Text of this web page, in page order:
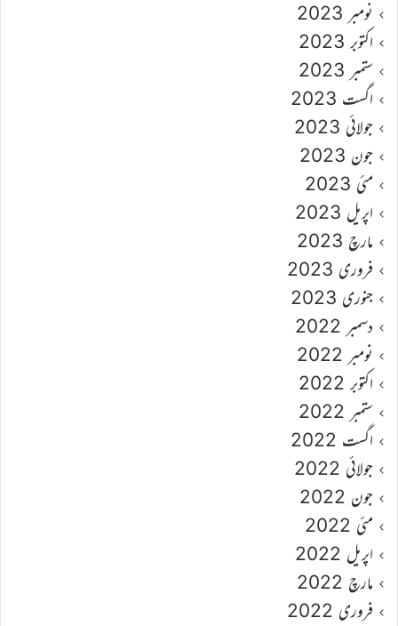
نومبر 2023
اکتوبر 2023
ستمبر 2023
اگست 2023
جولائی 2023
جون 2023
مئی 2023
اپریل 2023
مارچ 2023
فروری 2023
جنوری 2023
دسمبر 2022
نومبر 2022
اکتوبر 2022
ستمبر 2022
اگست 2022
جولائی 2022
جون 2022
مئی 2022
اپریل 2022
مارچ 2022
فروری 2022